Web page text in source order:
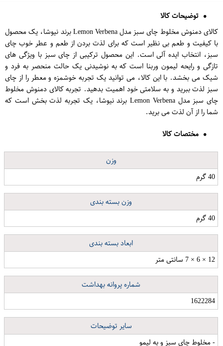
توضیحات کالا
کالای دمنوش مخلوط چای سبز مدل Lemon Verbena برند نیوشا، یک محصول
با کیفیت و طعم بی نظیر است که برای لذت بردن از طعم و عطر خوب چای
سبز، انتخاب ایده آلی است. این محصول ترکیبی از چای سبز با ویژگی های
تازگی و رایحه لیمون وربنا است که به نوشیدنی یک حالت منحصر به فرد و
شیک می بخشد. با این کالا، می توانید یک تجربه خوشمزه و معطر را از چای
سبز لذت ببرید و به سلامتی خود اهمیت بدهید. تجربه کالای دمنوش مخلوط
چای سبز مدل Lemon Verbena برند نیوشا، یک تجربه لذت بخش است که
شما را از آن لذت می برید.
مختصات کالا
وزن
40 گرم
وزن بسته بندی
40 گرم
ابعاد بسته بندی
12 × 6 × 7 سانتی متر
شماره پروانه بهداشت
1622284
سایر توضیحات
- مخلوط چای سبز و به لیمو